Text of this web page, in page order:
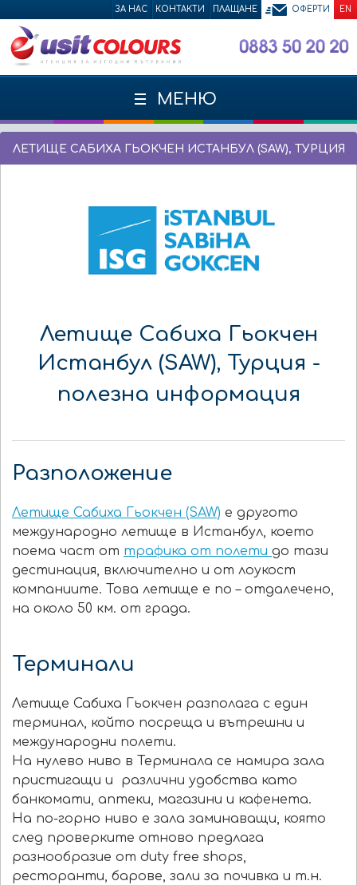
ЗА НАС КОНТАКТИ ПЛАЩАНЕ ОФЕРТИ EN
МЕНЮ
ЛЕТИЩЕ САБИХА ГЬОКЧЕН ИСТАНБУЛ (SAW), ТУРЦИЯ
Летище Сабиха Гьокчен
Истанбул (SAW), Турция -
полезна информация
Разположение
Летище Сабиха Гьокчен (SAW) е другото
международно летище в Истанбул, което
поема част от трафика от полети до тази
дестинация, включително и от лоукост
компаниите. Това летище е по – отдалечено,
на около 50 км. от града.
Терминали
Летище Сабиха Гьокчен разполага с един
терминал, който посреща и вътрешни и
международни полети.
На нулево ниво в Терминала се намира зала
пристигащи и различни удобства като
банкомати, аптеки, магазини и кафенета.
На по-горно ниво е зала заминаващи, която
след проверките отново предлага
разнообразие от duty free shops,
ресторанти, барове, зали за почивка и т.н.